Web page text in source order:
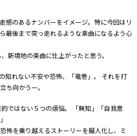
感のあるナンバーをイメージ。特に今回はリ
最後まで突っ走れるような楽曲になるよう心
新境地の楽曲に仕上がったと思う。
知れない不安や恐怖、「竜巻」。 それを打
ち向かうー。
ではない５つの煩悩。 「無知」「自我意
怖を乗り越えるストーリーを擬人化し、ミ